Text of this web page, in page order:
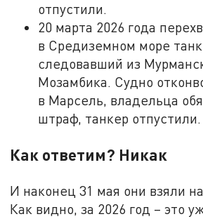
отпустили.
20 марта 2026 года
в Средиземном море
следовавший из
Мозамбика. Судно
в Марсель, владельца
штраф, танкер отпустили.
Как ответим? Никак
И наконец 31 мая они взяли
Как видно, за 2026 год – это